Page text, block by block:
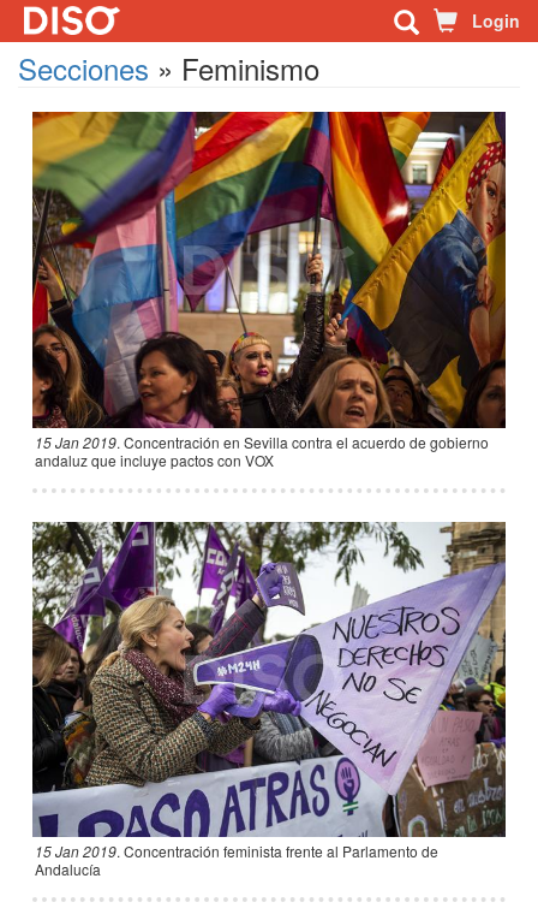
Login
Secciones » Feminismo
15 Jan 2019. Concentración en Sevilla contra el acuerdo de gobierno
andaluz que incluye pactos con VOX
15 Jan 2019. Concentración feminista frente al Parlamento de
Andalucía